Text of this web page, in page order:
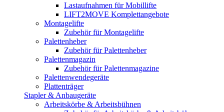
Lastaufnahmen für Mobillifte
LIFT2MOVE Komplettangebote
Montagelifte
Zubehör für Montagelifte
Palettenheber
Zubehör für Palettenheber
Palettenmagazin
Zubehör für Palettenmagazine
Palettenwendegeräte
Plattenträger
Stapler & Anbaugeräte
Arbeitskörbe & Arbeitsbühnen